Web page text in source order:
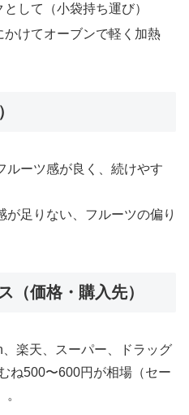
して（小袋持ち運び）
かけてオーブンで軽く加熱
ルーツ感が良く、続けやす
足りない、フルーツの偏り
（価格・購入先）
楽天、スーパー、ドラッグ
ね500〜600円が相場（セー